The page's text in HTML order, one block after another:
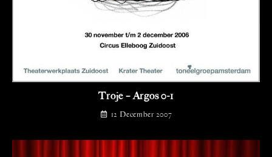
Troje – Argos 0-1
12 December 2007